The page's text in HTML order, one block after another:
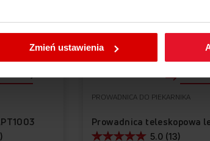
Ciebie ustawienia plików cookies wchodząc
Zmień ustawienia
PROWADNICA DO PIEKARNIKA
5.0 (13)